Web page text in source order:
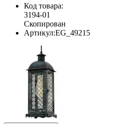
Код товара:
3194-01
Скопирован
Артикул:EG_49215